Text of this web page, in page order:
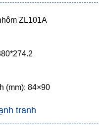
ZL101A
(mm): 84×90
tranh